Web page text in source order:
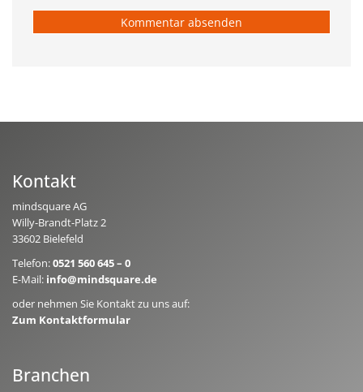
Kontakt
mindsquare AG
Willy-Brandt-Platz 2
33602 Bielefeld
Telefon:0521 560 645 – 0
E-Mail: info@mindsquare.de
oder nehmen Sie Kontakt zu uns auf:
Zum Kontaktformular
Branchen